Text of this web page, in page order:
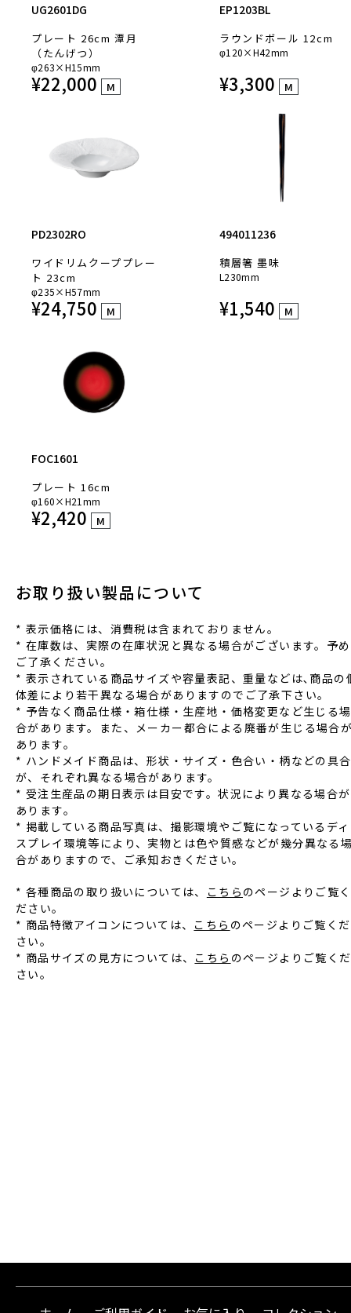
UG2601DG
プレート 26cm 潭月
（たんげつ）
φ263×H15mm
¥22,000 M
EP1203BL
ラウンドボール 12cm
φ120×H42mm
¥3,300 M
PD2302RO
ワイドリムクーププレー
ト 23cm
φ235×H57mm
¥24,750 M
494011236
積層箸 墨味
L230mm
¥1,540 M
FOC1601
プレート 16cm
φ160×H21mm
¥2,420 M
お取り扱い製品について
* 表⽰価格には、消費税は含まれておりません。
* 在庫数は、実際の在庫状況と異なる場合がございます。予め
ご了承ください。
* 表⽰されている商品サイズや容量表記、重量などは､商品の
体差により若⼲異なる場合がありますのでご了承下さい。
* 予告なく商品仕様‧箱仕様‧⽣産地‧価格変更など⽣じる場
合があります。また、メーカー都合による廃番が⽣じる場合
あります。
* ハンドメイド商品は、形状‧サイズ‧⾊合い‧柄などの具合
が、それぞれ異なる場合があります。
* 受注⽣産品の期⽇表⽰は⽬安です。状況により異なる場合が
あります。
* 掲載している商品写真は、撮影環境やご覧になっているディ
スプレイ環境等により、実物とは⾊や質感などが幾分異なる
合がありますので、ご承知おきください。
* 各種商品の取り扱いについては、 こちら のページよりご覧く
ださい。
* 商品特徴アイコンについては、 こちら のページよりご覧くだ
さい。
* 商品サイズの見方については、 こちら のページよりご覧くだ
さい。